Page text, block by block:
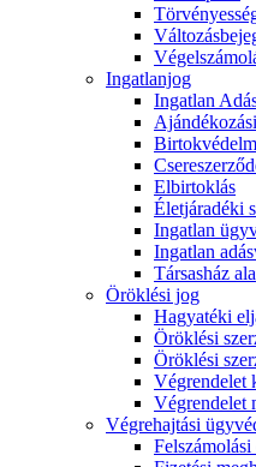
Ingatlanjog
Ingatlan
Elbirtoklás
Életjáradéki
Ingatlan
Ingatlan
Társasház
Öröklési jog
Hagyatéki
Öröklési
Öröklési
Végrendelet
Végrendelet
Végrehajtási
Felszámolási